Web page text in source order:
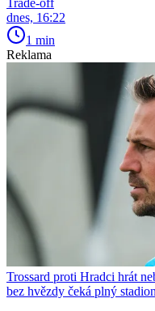
Trade-off
dnes, 16:22
1 min
Reklama
Trossard proti Hradci hrát
bez hvězdy čeká plný stadion